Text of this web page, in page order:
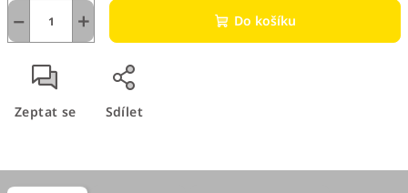
+
− Do košíku
Zeptat se Sdílet